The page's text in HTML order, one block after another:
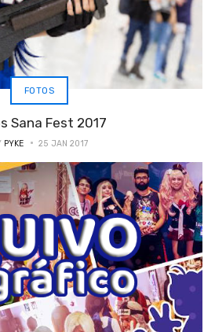
FOTOS
Sana Fest 2017
PYKE 25 JAN 2017